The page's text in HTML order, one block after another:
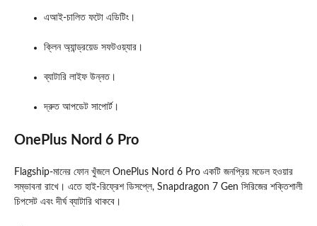
এআই‑চালিত ফটো এডিটিং।
ক্লিন অ্যান্ড্রয়েড সফটওয়্যার।
ব্যাটারি লাইফ উন্নত।
দ্রুত আপডেট সাপোর্ট।
OnePlus Nord 6 Pro
Flagship‑মানের ফোন খুঁজলে OnePlus Nord 6 Pro একটি জনপ্রিয় মডেল হওয়ার
সম্ভাবনা রাখে। এতে হাই‑রিফ্রেশ ডিসপ্লে, Snapdragon 7 Gen সিরিজের শক্তিশালী
চিপসেট এবং দীর্ঘ ব্যাটারি থাকবে।